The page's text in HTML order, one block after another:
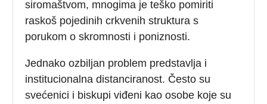
siromaštvom, mnogima je teško pomiriti
raskoš pojedinih crkvenih struktura s
porukom o skromnosti i poniznosti.
Jednako ozbiljan problem predstavlja i
institucionalna distanciranost. Često su
svećenici i biskupi viđeni kao osobe koje su